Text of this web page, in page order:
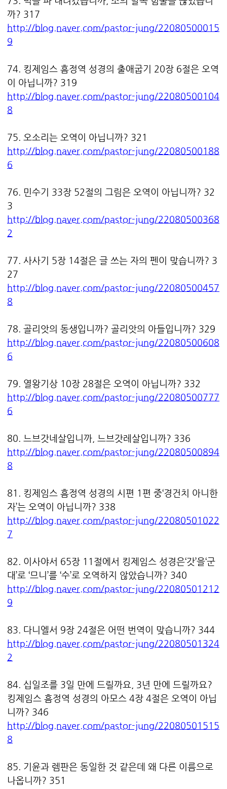
까? 317
http://blog.naver.com/pastor-jung/22080500015
9
74. 킹제임스 흠정역 성경의 출애굽기 20장 6절은 오역
이 아닙니까? 319
http://blog.naver.com/pastor-jung/22080500104
8
75. 오소리는 오역이 아닙니까? 321
http://blog.naver.com/pastor-jung/22080500188
6
76. 민수기 33장 52절의 그림은 오역이 아닙니까? 32
3
http://blog.naver.com/pastor-jung/22080500368
2
77. 사사기 5장 14절은 글 쓰는 자의 펜이 맞습니까? 3
27
http://blog.naver.com/pastor-jung/22080500457
8
78. 골리앗의 동생입니까? 골리앗의 아들입니까? 329
http://blog.naver.com/pastor-jung/22080500608
6
79. 열왕기상 10장 28절은 오역이 아닙니까? 332
http://blog.naver.com/pastor-jung/22080500777
6
80. 느브갓네살입니까, 느브갓레살입니까? 336
http://blog.naver.com/pastor-jung/22080500894
8
81. 킹제임스 흠정역 성경의 시편 1편 중‘경건치 아니한
자’는 오역이 아닙니까? 338
http://blog.naver.com/pastor-jung/22080501022
7
82. 이사야서 65장 11절에서 킹제임스 성경은‘갓’을‘군
대’로 ‘므니’를 ‘수’로 오역하지 않았습니까? 340
http://blog.naver.com/pastor-jung/22080501212
9
83. 다니엘서 9장 24절은 어떤 번역이 맞습니까? 344
http://blog.naver.com/pastor-jung/22080501324
2
84. 십일조를 3일 만에 드릴까요, 3년 만에 드릴까요?
킹제임스 흠정역 성경의 아모스 4장 4절은 오역이 아닙
니까? 346
http://blog.naver.com/pastor-jung/22080501515
8
85. 기윤과 렘판은 동일한 것 같은데 왜 다른 이름으로
나옵니까? 351